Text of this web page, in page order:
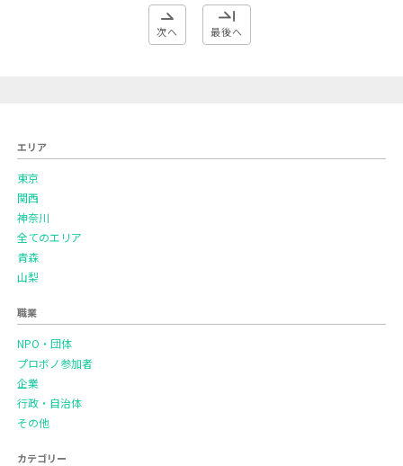
次へ 最後へ
エリア
東京
関西
神奈川
全てのエリア
青森
山梨
職業
NPO・団体
プロボノ参加者
企業
行政・自治体
その他
カテゴリー